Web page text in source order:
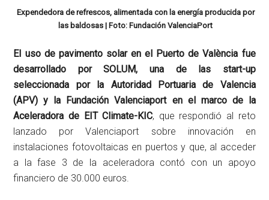
Expendedora de refrescos, alimentada con la energía producida por
las baldosas | Foto: Fundación ValenciaPort
El uso de pavimento solar en el Puerto de València fue
desarrollado por SOLUM, una de las start-up
seleccionada por la Autoridad Portuaria de Valencia
(APV) y la Fundación Valenciaport en el marco de la
Aceleradora de EIT Climate-KIC, que respondió al reto
lanzado por Valenciaport sobre innovación en
instalaciones fotovoltaicas en puertos y que, al acceder
a la fase 3 de la aceleradora contó con un apoyo
financiero de 30.000 euros.